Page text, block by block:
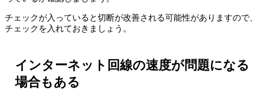
チェックが入っていると切断が改善される可能性がありますので、
チェックを入れておきましょう。
インターネット回線の速度が問題になる
場合もある